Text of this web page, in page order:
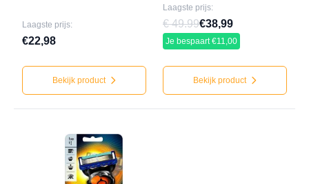
Laagste prijs:
€22,98
Bekijk product
Laagste prijs:
€ 49.99€38,99
Je bespaart €11,00
Bekijk product